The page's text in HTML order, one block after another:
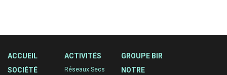
ACCUEIL
SOCIÉTÉ
ACTIVITÉS
Réseaux Secs
GROUPE BIR
NOTRE